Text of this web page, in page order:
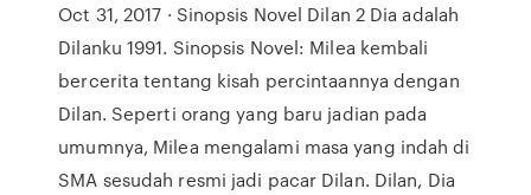
Oct 31, 2017 · Sinopsis Novel Dilan 2 Dia adalah
Dilanku 1991. Sinopsis Novel: Milea kembali
bercerita tentang kisah percintaannya dengan
Dilan. Seperti orang yang baru jadian pada
umumnya, Milea mengalami masa yang indah di
SMA sesudah resmi jadi pacar Dilan. Dilan, Dia